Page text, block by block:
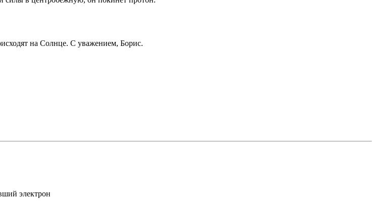
на Солнце. С уважением, Борис.
электрон